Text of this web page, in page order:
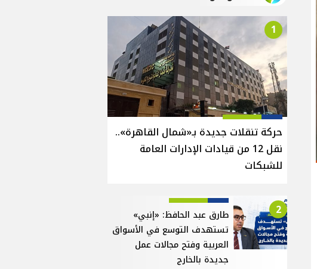
1
حركة تنقلات جديدة بـ«شمال القاهرة»..
نقل 12 من قيادات الإدارات العامة
للشبكات
2
طارق عبد الحافظ: «إنبي»
تستهدف التوسع في الأسواق
العربية وفتح مجالات عمل
جديدة بالخارج